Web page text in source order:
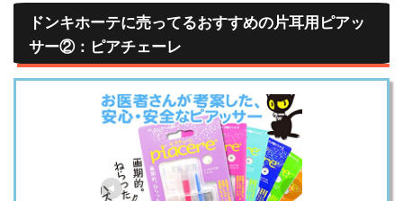
ドンキホーテに売ってるおすすめの片耳用ピアッ
サー②：ピアチェーレ